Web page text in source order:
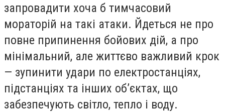
запровадити хоча б тимчасовий
мораторій на такі атаки. Йдеться не про
повне припинення бойових дій, а про
мінімальний, але життєво важливий крок
— зупинити удари по електростанціях,
підстанціях та інших об’єктах, що
забезпечують світло, тепло і воду.